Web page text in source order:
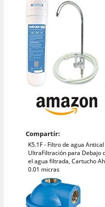
Compartir:
K5.1F - Filtro de agua
UltraFiltración para Debajo
el agua filtrada, Cartucho
0.01 micras